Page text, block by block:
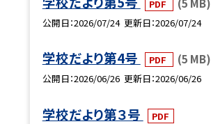
PDF
公開日 2026/07/24 更新日 2026/07/24
学校だより第4号 PDF (5 MB)
公開日 2026/06/26 更新日 2026/06/26
学校だより第３号
PDF